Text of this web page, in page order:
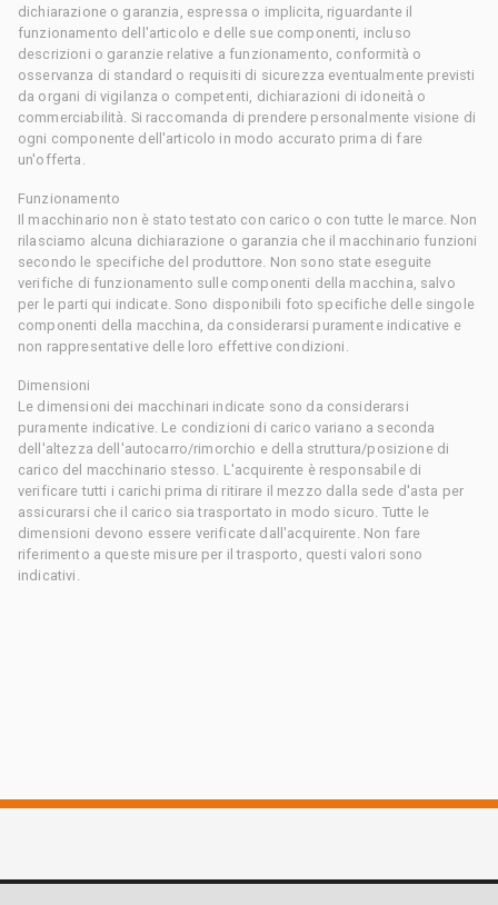
dichiarazione o garanzia, espressa o implicita, riguardante il
funzionamento dell'articolo e delle sue componenti, incluso
descrizioni o garanzie relative a funzionamento, conformità o
osservanza di standard o requisiti di sicurezza eventualmente previsti
da organi di vigilanza o competenti, dichiarazioni di idoneità o
commerciabilità. Si raccomanda di prendere personalmente visione di
ogni componente dell'articolo in modo accurato prima di fare
un'offerta.
Funzionamento
Il macchinario non è stato testato con carico o con tutte le marce. Non
rilasciamo alcuna dichiarazione o garanzia che il macchinario funzioni
secondo le specifiche del produttore. Non sono state eseguite
verifiche di funzionamento sulle componenti della macchina, salvo
per le parti qui indicate. Sono disponibili foto specifiche delle singole
componenti della macchina, da considerarsi puramente indicative e
non rappresentative delle loro effettive condizioni.
Dimensioni
Le dimensioni dei macchinari indicate sono da considerarsi
puramente indicative. Le condizioni di carico variano a seconda
dell'altezza dell'autocarro/rimorchio e della struttura/posizione di
carico del macchinario stesso. L'acquirente è responsabile di
verificare tutti i carichi prima di ritirare il mezzo dalla sede d'asta per
assicurarsi che il carico sia trasportato in modo sicuro. Tutte le
dimensioni devono essere verificate dall'acquirente. Non fare
riferimento a queste misure per il trasporto, questi valori sono
indicativi.